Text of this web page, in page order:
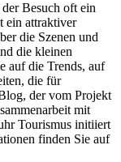
Besuch oft ein
ein attraktiver
die Szenen und
die kleinen
auf die Trends, auf
die für
der vom Projekt
mit
Tourismus initiiert
finden Sie auf